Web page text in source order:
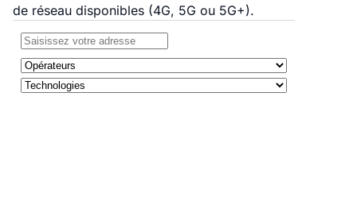
de réseau disponibles (4G, 5G ou 5G+).